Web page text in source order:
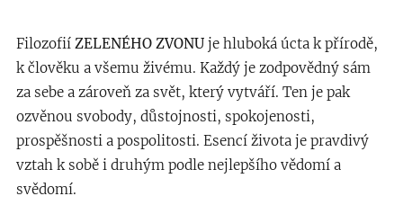
Filozofií ZELENÉHO ZVONU je hluboká úcta k přírodě,
k člověku a všemu živému. Každý je zodpovědný sám
za sebe a zároveň za svět, který vytváří. Ten je pak
ozvěnou svobody, důstojnosti, spokojenosti,
prospěšnosti a pospolitosti. Esencí života je pravdivý
vztah k sobě i druhým podle nejlepšího vědomí a
svědomí.